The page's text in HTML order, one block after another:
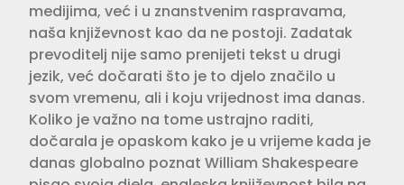
medijima, već i u znanstvenim raspravama,
naša književnost kao da ne postoji. Zadatak
prevoditelj nije samo prenijeti tekst u drugi
jezik, već dočarati što je to djelo značilo u
svom vremenu, ali i koju vrijednost ima danas.
Koliko je važno na tome ustrajno raditi,
dočarala je opaskom kako je u vrijeme kada je
danas globalno poznat William Shakespeare